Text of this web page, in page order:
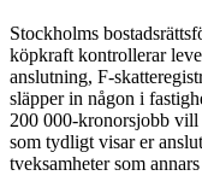
Stockholms
köpkraft kontrollerar
anslutning, F-
släpper in någon i
200 000-kronorsjobb vill
som tydligt visar er
tveksamheter som